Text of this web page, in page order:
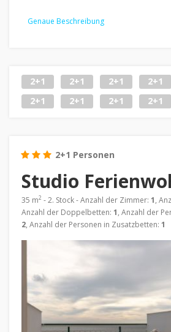
Genaue Beschreibung
2+1 2+1 2+1 2+1
2+1
2+1 2+1 2+1
2+1 Personen
Studio
35 m2 - 2. Stock - Anzahl der Zimmer: 1,
Anzahl der Doppelbetten: 1, Anzahl der
2, Anzahl der Personen in Zusatzbetten: 1